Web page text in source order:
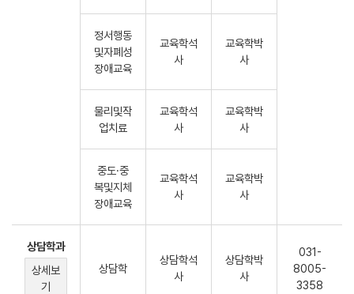
정서행동
및자폐성
장애교육
교육학석
사
교육학박
사
물리및작
업치료
교육학석
사
교육학박
사
중도·중
복및지체
장애교육
교육학석
사
교육학박
사
상담학과
상세보
기
상담학
상담학석
사
상담학박
사
031-
8005-
3358